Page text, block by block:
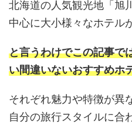
北海道の人気観光地「旭
中心に大小様々なホテル
と言うわけでこの記事で
い間違いないおすすめホ
それぞれ魅力や特徴が異
自分の旅行スタイルに合